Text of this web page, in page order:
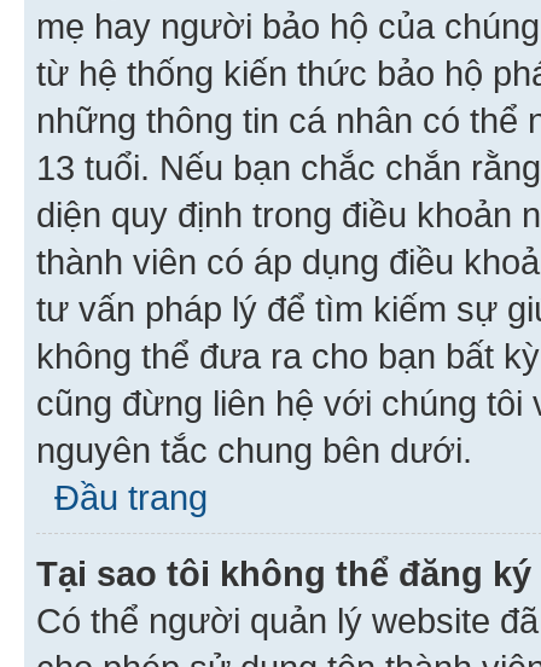
mẹ hay người bảo hộ của
từ hệ thống kiến thức bảo hộ
những thông tin cá nhân có thể
13 tuổi. Nếu bạn chắc chắn
diện quy định trong điều khoản
thành viên có áp dụng điều
tư vấn pháp lý để tìm kiếm sự
không thể đưa ra cho bạn bất
cũng đừng liên hệ với chúng
nguyên tắc chung bên dưới.
Đầu trang
Tại sao tôi không thể đăng
Có thể người quản lý website